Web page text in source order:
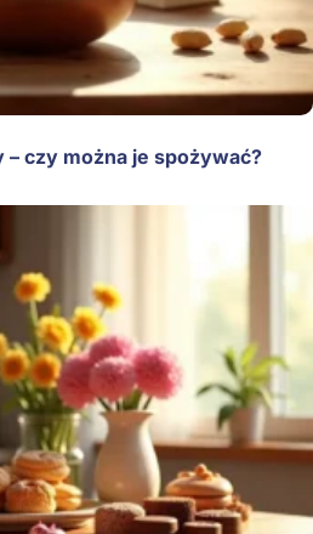
czy można je spożywać?